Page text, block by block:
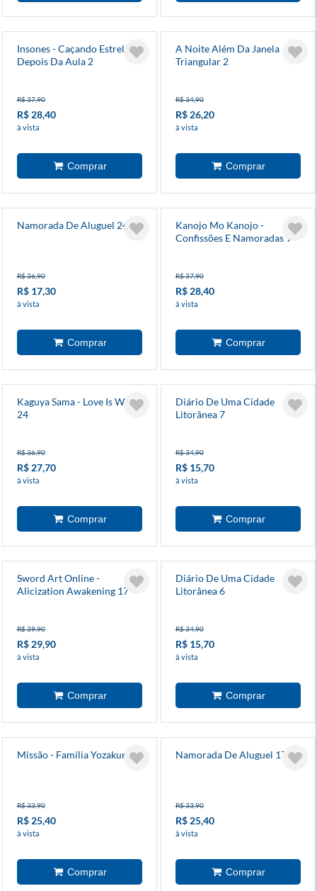
Insones - Caçando Estrelas
Depois Da Aula 2
R$ 37,90
R$ 28,40
à vista
A Noite Além Da Janela
Triangular 2
R$ 34,90
R$ 26,20
à vista
Namorada De Aluguel 24
R$ 36,90
R$ 17,30
à vista
Kanojo Mo Kanojo -
Confissões E Namoradas 9
R$ 37,90
R$ 28,40
à vista
Kaguya Sama - Love Is War
24
R$ 36,90
R$ 27,70
à vista
Diário De Uma Cidade
Litorânea 7
R$ 34,90
R$ 15,70
à vista
Sword Art Online -
Alicization Awakening 17
R$ 39,90
R$ 29,90
à vista
Diário De Uma Cidade
Litorânea 6
R$ 34,90
R$ 15,70
à vista
Missão - Família Yozakura 6
R$ 33,90
R$ 25,40
à vista
Namorada De Aluguel 17
R$ 33,90
R$ 25,40
à vista